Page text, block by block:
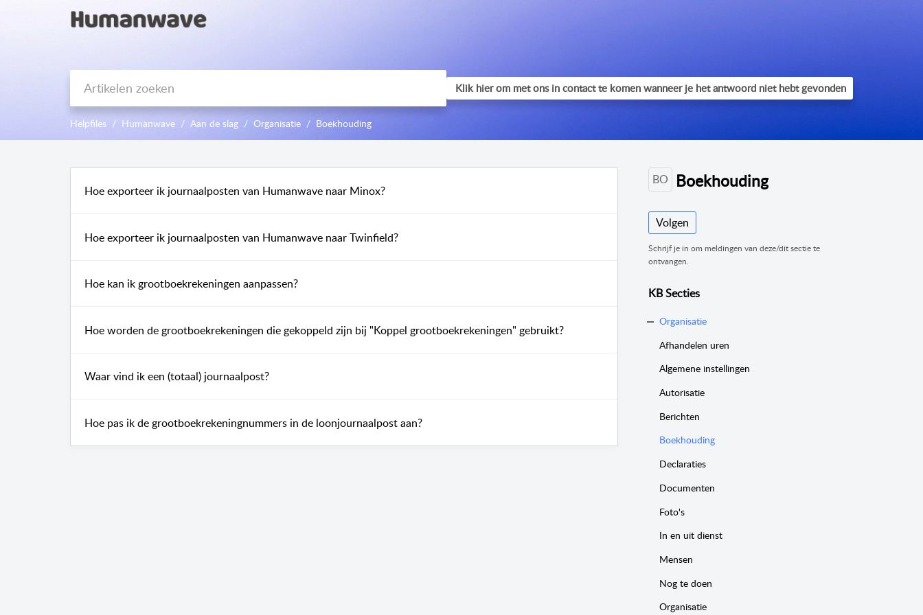
Helpfiles Humanwave Aan de slag Organisatie Boekhouding
Hoe exporteer ik journaalposten van Humanwave naar Minox?
Hoe exporteer ik journaalposten van Humanwave naar Twinfield?
Hoe kan ik grootboekrekeningen aanpassen?
Hoe worden de grootboekrekeningen die gekoppeld zijn bij "Koppel grootboekrekeningen" gebruikt?
Waar vind ik een (totaal) journaalpost?
Hoe pas ik de grootboekrekeningnummers in de loonjournaalpost aan?
BO Boekhouding
Volgen
Schrijf je in om meldingen van deze/dit sectie te
ontvangen.
KB Secties
Organisatie
Afhandelen uren
Algemene instellingen
Autorisatie
Berichten
Boekhouding
Declaraties
Documenten
Foto's
In en uit dienst
Mensen
Nog te doen
Organisatie